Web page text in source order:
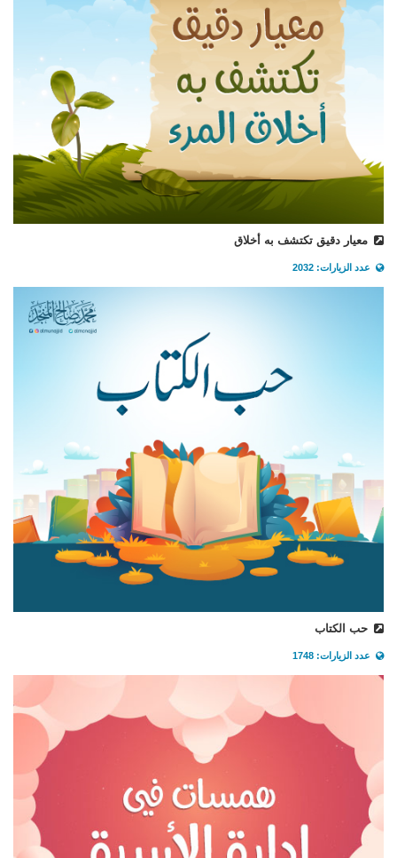
معيار دقيق تكتشف به أخلاق
عدد الزيارات: 2032
حب الكتاب
عدد الزيارات: 1748